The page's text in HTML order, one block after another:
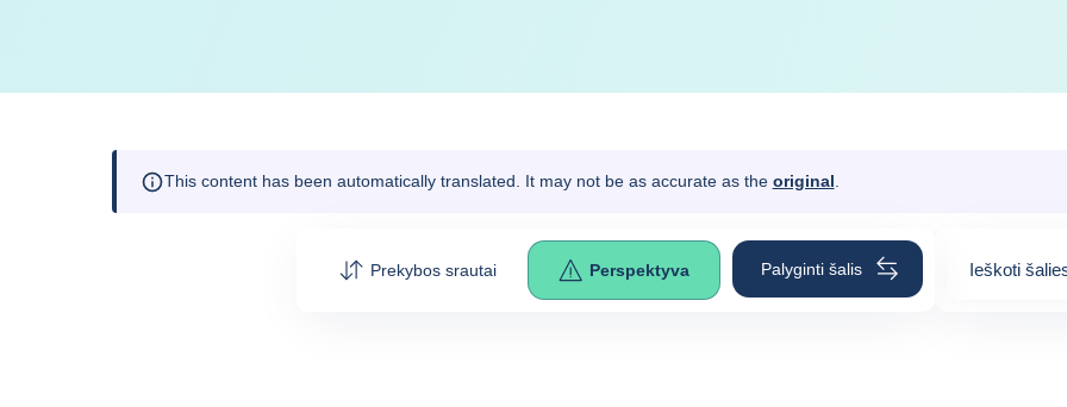
This content has been automatically translated. It may not be as accurate as the original
Prekybos srautai Perspektyva Palyginti šalis Ieškoti